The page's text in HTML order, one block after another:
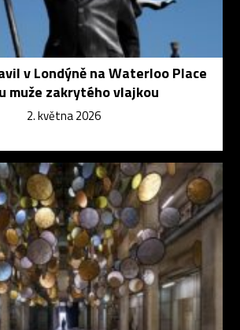
v Londýně na Waterloo Place
muže zakrytého vlajkou
2. května 2026